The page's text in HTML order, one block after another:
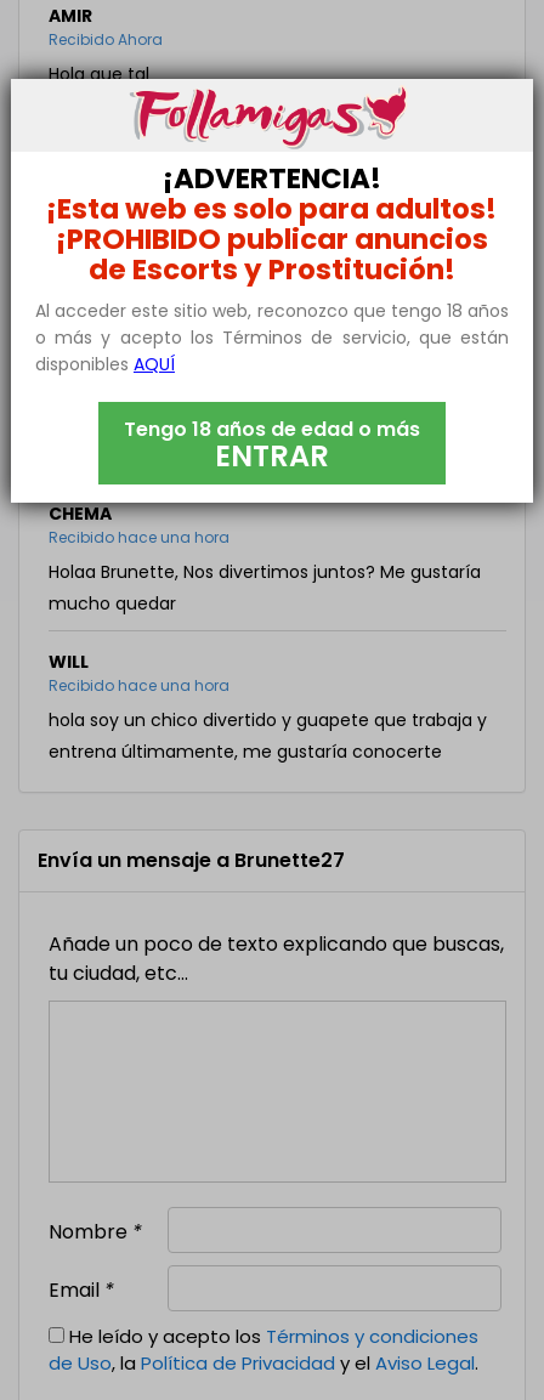
AMIR
Recibido Ahora
Hola que tal
FRANCISCO
Hola guapasi quieres alguien con los pies en la
tierrahas dado en el clavo
TEVEM
Recibido Ahora
Hola soy alto educado limpio no feo
RICARDO ANDRES
Recibido Ahora
Me gustaría darte osea conocerte
CHEMA
Recibido hace una hora
Holaa Brunette, Nos divertimos juntos? Me gustaría
mucho quedar
WILL
Recibido hace una hora
hola soy un chico divertido y guapete que trabaja y
entrena últimamente, me gustaría conocerte
Envía un mensaje a Brunette27
Añade un poco de texto explicando que buscas,
tu ciudad, etc...
Nombre *
Email *
He leído y acepto los Términos y condiciones
de Uso, la Política de Privacidad y el Aviso Legal.
¡ADVERTENCIA!
¡Esta web es solo para adultos!
¡PROHIBIDO publicar anuncios
de Escorts y Prostitución!
Al acceder este sitio web, reconozco que tengo 18 años
o más y acepto los Términos de servicio, que están
disponibles AQUÍ
Tengo 18 años de edad o más
ENTRAR